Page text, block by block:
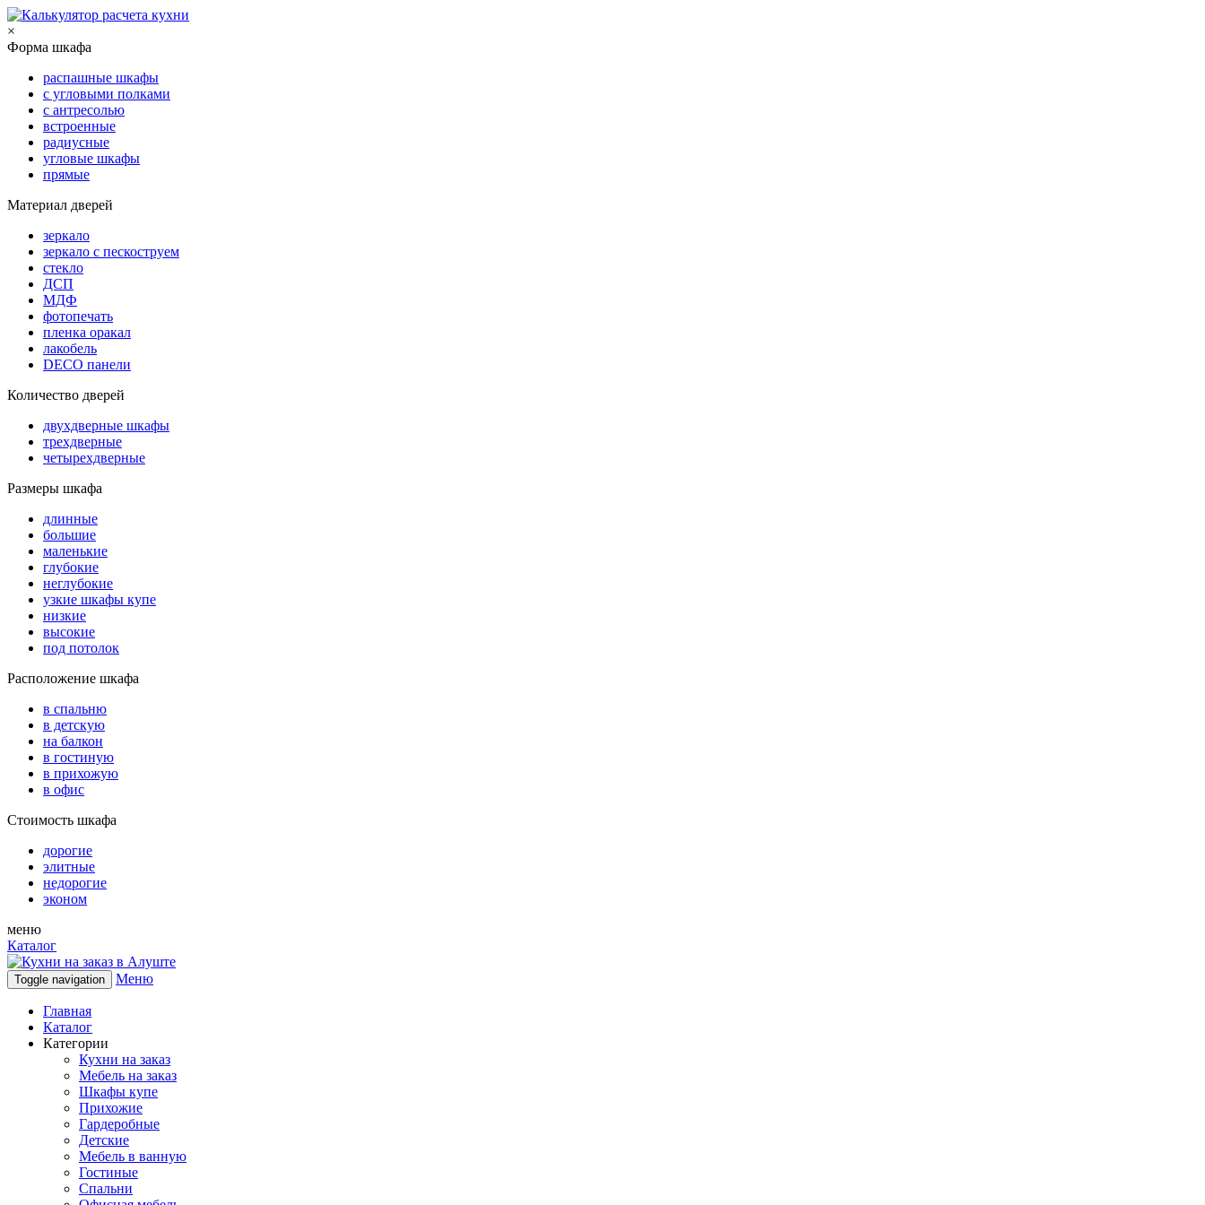
×
Форма шкафа
распашные шкафы
с угловыми полками
с антресолью
встроенные
радиусные
угловые шкафы
прямые
Материал дверей
зеркало
зеркало с пескоструем
стекло
ДСП
МДФ
фотопечать
пленка оракал
лакобель
DECO панели
Количество дверей
двухдверные шкафы
трехдверные
четырехдверные
Размеры шкафа
длинные
большие
маленькие
глубокие
неглубокие
узкие шкафы купе
низкие
высокие
под потолок
Расположение шкафа
в спальню
в детскую
на балкон
в гостиную
в прихожую
в офис
Стоимость шкафа
дорогие
элитные
недорогие
эконом
меню
Каталог
Toggle navigation Меню
Главная
Каталог
Категории
Кухни на заказ
Мебель на заказ
Шкафы купе
Прихожие
Гардеробные
Детские
Мебель в ванную
Гостиные
Спальни